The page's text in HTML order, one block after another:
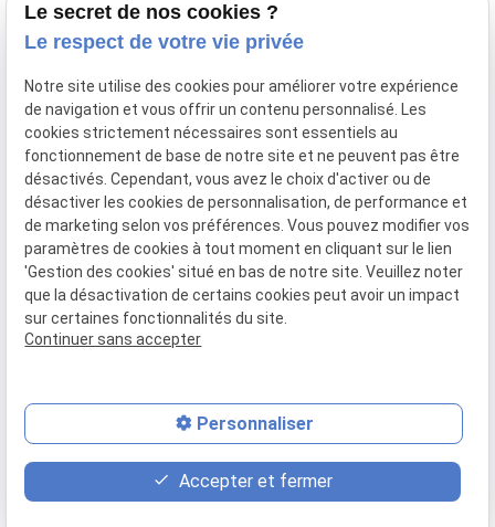
Vos avocats
Boutique
Domaines de compétences
Actualités
Contact
Mentions
légales
Politique de
confidentialité
Gestion
Plan du
site
Siret :80946148600015
place
Plan d'accès
contact_page
Rendez-vous
phone
05 61 38 27 17
Le secret de nos cookies ?
Le respect de votre vie privée
Notre site utilise des cookies pour améliorer votre expérience
de navigation et vous offrir un contenu personnalisé. Les
cookies strictement nécessaires sont essentiels au
fonctionnement de base de notre site et ne peuvent pas être
désactivés. Cependant, vous avez le choix d'activer ou de
désactiver les cookies de personnalisation, de performance et
de marketing selon vos préférences. Vous pouvez modifier vos
paramètres de cookies à tout moment en cliquant sur le lien
'Gestion des cookies' situé en bas de notre site. Veuillez noter
que la désactivation de certains cookies peut avoir un impact
sur certaines fonctionnalités du site.
Continuer sans accepter
Personnaliser
Accepter et fermer